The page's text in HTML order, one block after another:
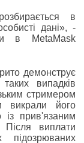
в
дані», -
в MetaMask
демонструє
випадків
стримером
викрали його
із прив'язаним
Після виплати